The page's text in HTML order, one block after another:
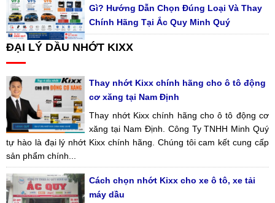
Gì? Hướng Dẫn Chọn Đúng Loại Và Thay
Chính Hãng Tại Ắc Quy Minh Quý
ĐẠI LÝ DẦU NHỚT KIXX
Thay nhớt Kixx chính hãng cho ô tô động
cơ xăng tại Nam Định
Thay nhớt Kixx chính hãng cho ô tô động cơ
xăng tại Nam Định. Công Ty TNHH Minh Quý
tự hào là đại lý nhớt Kixx chính hãng. Chúng tôi cam kết cung cấp
sản phẩm chính...
Cách chọn nhớt Kixx cho xe ô tô, xe tải
máy dầu